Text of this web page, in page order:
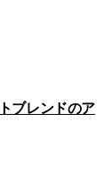
ブレンドのア